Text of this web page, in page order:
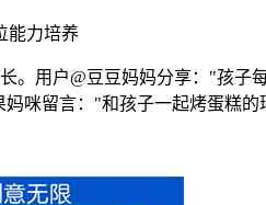
能力培养
。用户@豆豆妈妈分享："孩
咪留言："和孩子一起烤蛋糕的